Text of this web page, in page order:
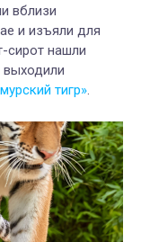
вблизи
и изъяли для
сирот нашли
выходили
тигр».